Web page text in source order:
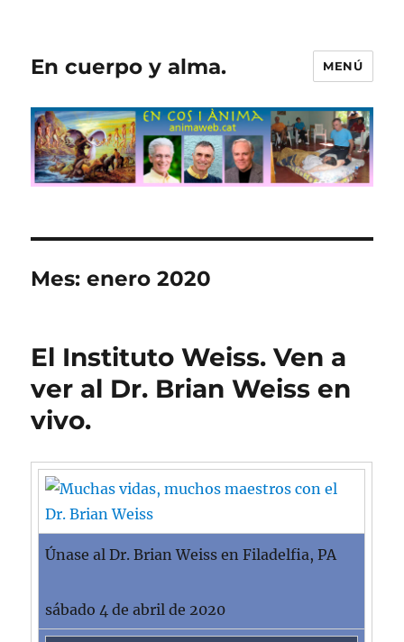
En cuerpo y alma. MENÚ
Mes:enero 2020
El Instituto Weiss. Ven a
ver al Dr. Brian Weiss en
vivo.
Únase al Dr. Brian Weiss en Filadelfia, PA
sábado 4 de abril de 2020